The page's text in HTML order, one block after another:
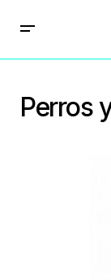
Perros